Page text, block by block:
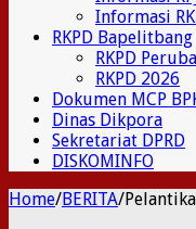
Informasi
RKPD Bapelitbang
RKPD
RKPD 2026
Dokumen MCP
Dinas Dikpora
Sekretariat DPRD
DISKOMINFO
Home/BERITA/